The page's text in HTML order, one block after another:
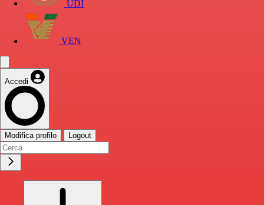
UDI
VEN
Accedi
Modifica profilo Logout